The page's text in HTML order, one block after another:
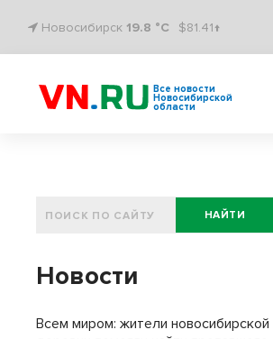
Новосибирск 19.8 °C $81.41↑
Все новости
Новосибирской
области
НАЙТИ
Новости
Всем миром: жители новосибирской